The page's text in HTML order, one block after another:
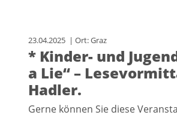
23.04.2025 | Ort: Graz
* Kinder- und
a Lie“ –
Hadler.
Gerne können Sie diese